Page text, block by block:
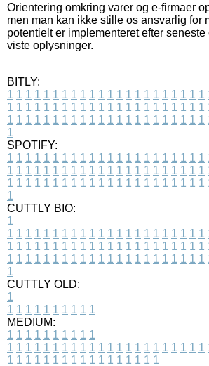
Orientering omkring varer og e-firmaer
men man kan ikke stille os ansvarlig for
potentielt er implementeret efter
viste oplysninger.
BITLY:
1 1 1 1 1 1 1 1 1 1 1 1 1 1 1 1 1 1 1 1 1 1
1 1 1 1 1 1 1 1 1 1 1 1 1 1 1 1 1 1 1 1 1 1
1 1 1 1 1 1 1 1 1 1 1 1 1 1 1 1 1 1 1 1 1 1
1
SPOTIFY:
1 1 1 1 1 1 1 1 1 1 1 1 1 1 1 1 1 1 1 1 1 1
1 1 1 1 1 1 1 1 1 1 1 1 1 1 1 1 1 1 1 1 1 1
1 1 1 1 1 1 1 1 1 1 1 1 1 1 1 1 1 1 1 1 1 1
1
CUTTLY BIO:
1
1 1 1 1 1 1 1 1 1 1 1 1 1 1 1 1 1 1 1 1 1 1
1 1 1 1 1 1 1 1 1 1 1 1 1 1 1 1 1 1 1 1 1 1
1 1 1 1 1 1 1 1 1 1 1 1 1 1 1 1 1 1 1 1 1 1
1
CUTTLY OLD:
1
1 1 1 1 1 1 1 1 1 1
MEDIUM:
1 1 1 1 1 1 1 1 1 1
1 1 1 1 1 1 1 1 1 1 1 1 1 1 1 1 1 1 1 1 1 1
1 1 1 1 1 1 1 1 1 1 1 1 1 1 1 1 1